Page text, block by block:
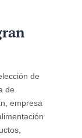
de
de
empresa